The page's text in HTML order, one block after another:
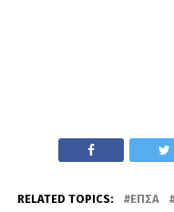
RELATED TOPICS: ΕΠΣΑ